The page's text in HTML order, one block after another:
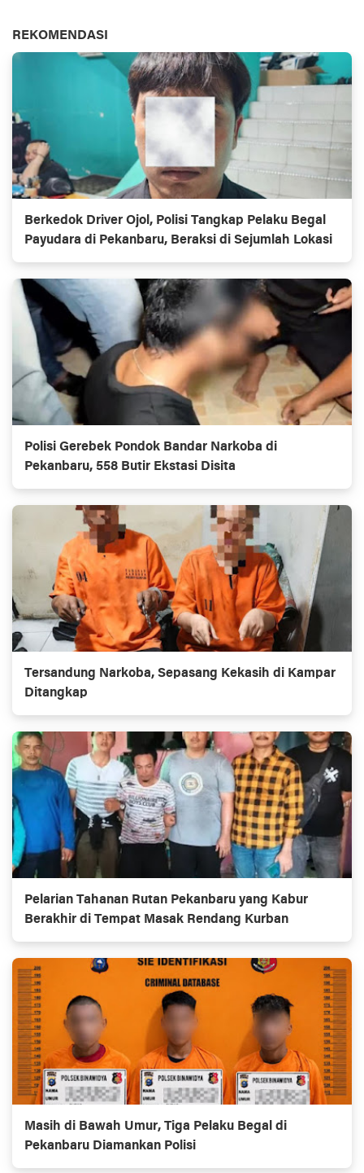
REKOMENDASI
Berkedok Driver Ojol, Polisi Tangkap Pelaku Begal
Payudara di Pekanbaru, Beraksi di Sejumlah Lokasi
Polisi Gerebek Pondok Bandar Narkoba di
Pekanbaru, 558 Butir Ekstasi Disita
Tersandung Narkoba, Sepasang Kekasih di Kampar
Ditangkap
Pelarian Tahanan Rutan Pekanbaru yang Kabur
Berakhir di Tempat Masak Rendang Kurban
Masih di Bawah Umur, Tiga Pelaku Begal di
Pekanbaru Diamankan Polisi